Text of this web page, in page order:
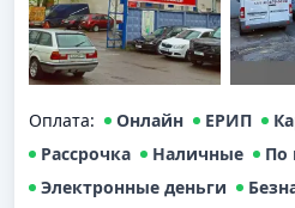
Оплата: Онлайн ЕРИП
Рассрочка
Наличные
По
Электронные деньги